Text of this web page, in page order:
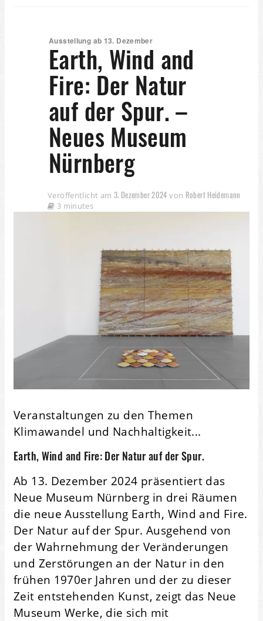
Ausstellung ab 13. Dezember
Earth, Wind and
Fire: Der Natur
auf der Spur. –
Neues Museum
Nürnberg
Veröffentlicht am 3. Dezember 2024 von Robert Heidemann
3 minutes
Veranstaltungen zu den Themen
Klimawandel und Nachhaltigkeit...
Earth, Wind and Fire: Der Natur auf der Spur.
Ab 13. Dezember 2024 präsentiert das
Neue Museum Nürnberg in drei Räumen
die neue Ausstellung Earth, Wind and Fire.
Der Natur auf der Spur. Ausgehend von
der Wahrnehmung der Veränderungen
und Zerstörungen an der Natur in den
frühen 1970er Jahren und der zu dieser
Zeit entstehenden Kunst, zeigt das Neue
Museum Werke, die sich mit